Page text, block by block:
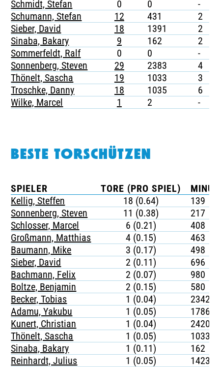
Schmidt, Stefan
0 0 -
Schumann, Stefan
12 431 2
Sieber, David
18 1391 2
Sinaba, Bakary
9 162 2
Sommerfeldt, Ralf
0 0 -
Sonnenberg, Steven
29 2383 4
Thönelt, Sascha
19 1033 3
Troschke, Danny
18 1035 6
Wilke, Marcel
1 2 -
BESTE TORSCHÜTZEN
SPIELER TORE (PRO SPIEL)
Kellig, Steffen
18 (0.64)
139
Sonnenberg, Steven
11 (0.38)
217
Schlosser, Marcel
6 (0.21)
408
Großmann, Matthias
4 (0.15)
463
Baumann, Mike
3 (0.17)
498
Sieber, David
2 (0.11)
696
Bachmann, Felix
2 (0.07)
980
Boltze, Benjamin
2 (0.15)
580
Becker, Tobias
1 (0.04)
2342
Adamu, Yakubu
1 (0.05)
1786
Kunert, Christian
1 (0.04)
2420
Thönelt, Sascha
1 (0.05)
1033
Sinaba, Bakary
1 (0.11)
162
Reinhardt, Julius
1 (0.05) 1423